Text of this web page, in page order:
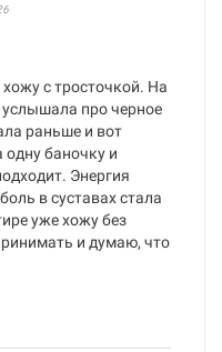
с тросточкой. На
про черное
раньше и вот
баночку и
Энергия
в суставах стала
уже хожу без
и думаю, что